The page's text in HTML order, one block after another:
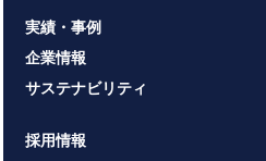
実績・事例
企業情報
サステナビリティ
採用情報